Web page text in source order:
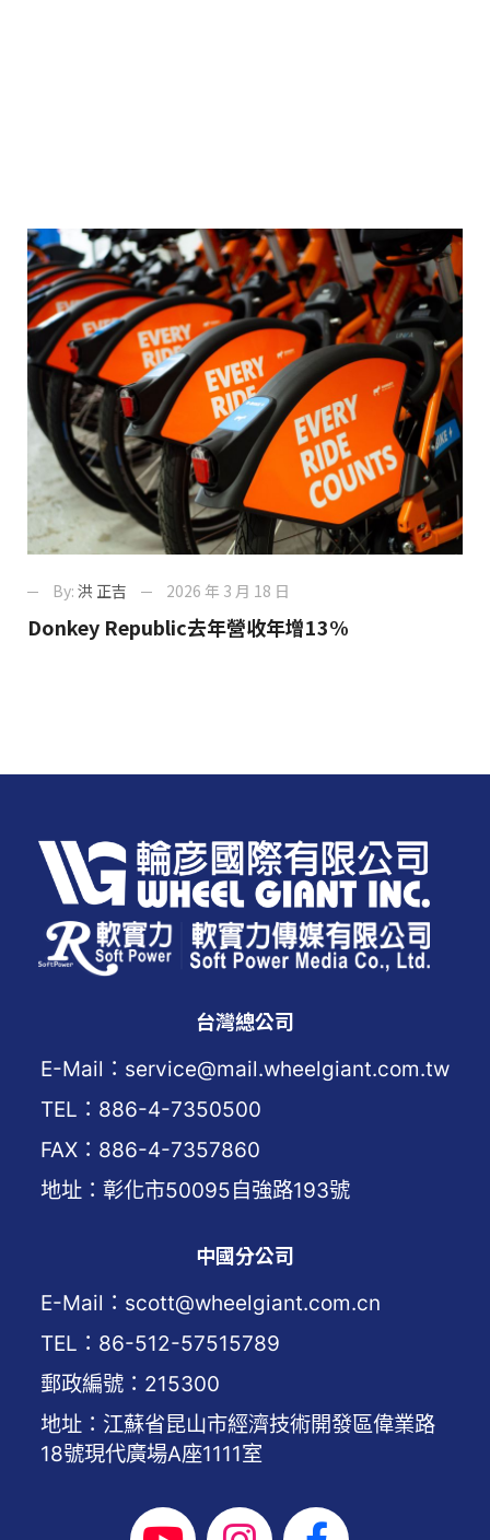
By: 洪 正吉 2026 年 3 月 18 日
Donkey Republic去年營收年增13%
台灣總公司
E-Mail：service@mail.wheelgiant.com.tw
TEL：886-4-7350500
FAX：886-4-7357860
地址：彰化市50095自強路193號
中國分公司
E-Mail：scott@wheelgiant.com.cn
TEL：86-512-57515789
郵政編號：215300
地址：江蘇省昆山市經濟技術開發區偉業路
18號現代廣場A座1111室